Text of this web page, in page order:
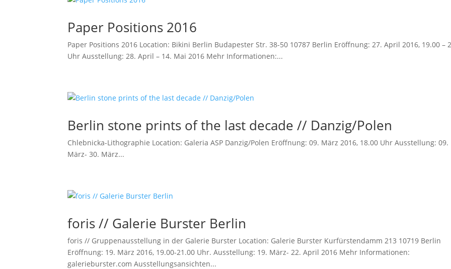
Paper Positions 2016
Paper Positions 2016 Location: Bikini Berlin Budapester Str. 38-50 10787 Berlin Eröffnung: 27. April 2016, 19.00 –
Uhr Ausstellung: 28. April – 14. Mai 2016 Mehr Informationen:...
Berlin stone prints of the last decade // Danzig/Polen
Chlebnicka-Lithographie Location: Galeria ASP Danzig/Polen Eröffnung: 09. März 2016, 18.00 Uhr Ausstellung: 09.
März- 30. März...
foris // Galerie Burster Berlin
foris // Gruppenausstellung in der Galerie Burster Location: Galerie Burster Kurfürstendamm 213 10719 Berlin
Eröffnung: 19. März 2016, 19.00-21.00 Uhr. Ausstellung: 19. März- 22. April 2016 Mehr Informationen:
galerieburster.com Ausstellungsansichten...